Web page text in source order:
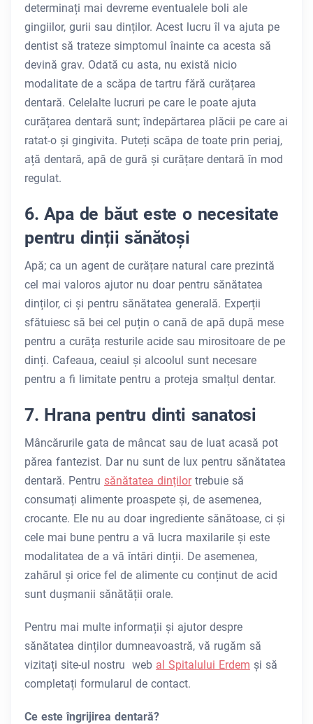
determinați mai devreme eventualele boli ale
gingiilor, gurii sau dinților. Acest lucru îl va ajuta pe
dentist să trateze simptomul înainte ca acesta să
devină grav. Odată cu asta, nu există nicio
modalitate de a scăpa de tartru fără curățarea
dentară. Celelalte lucruri pe care le poate ajuta
curățarea dentară sunt; îndepărtarea plăcii pe care ai
ratat-o ​​și gingivita. Puteți scăpa de toate prin periaj,
ață dentară, apă de gură și curățare dentară în mod
regulat.
6. Apa de băut este o necesitate
pentru dinții sănătoși
Apă; ca un agent de curățare natural care prezintă
cel mai valoros ajutor nu doar pentru sănătatea
dinților, ci și pentru sănătatea generală. Experții
sfătuiesc să bei cel puțin o cană de apă după mese
pentru a curăța resturile acide sau mirositoare de pe
dinți. Cafeaua, ceaiul și alcoolul sunt necesare
pentru a fi limitate pentru a proteja smalțul dentar.
7. Hrana pentru dinti sanatosi
Mâncărurile gata de mâncat sau de luat acasă pot
părea fantezist. Dar nu sunt de lux pentru sănătatea
dentară. Pentru sănătatea dințilortrebuie să
consumați alimente proaspete și, de asemenea,
crocante. Ele nu au doar ingrediente sănătoase, ci și
cele mai bune pentru a vă lucra maxilarile și este
modalitatea de a vă întări dinții. De asemenea,
zahărul și orice fel de alimente cu conținut de acid
sunt dușmanii sănătății orale.
Pentru mai multe informații și ajutor despre
sănătatea dinților dumneavoastră, vă rugăm să
vizitați site-ul nostru web al Spitalului Erdem și să
completați formularul de contact.
Ce este îngrijirea dentară?